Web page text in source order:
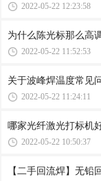
2022-05-22 12:23:58
为什么陈光标那么高
2022-05-22 11:52:53
关于波峰焊温度常见
2022-05-22 11:24:11
哪家光纤激光打标机
2022-05-22 10:50:37
【二手回流焊】无铅